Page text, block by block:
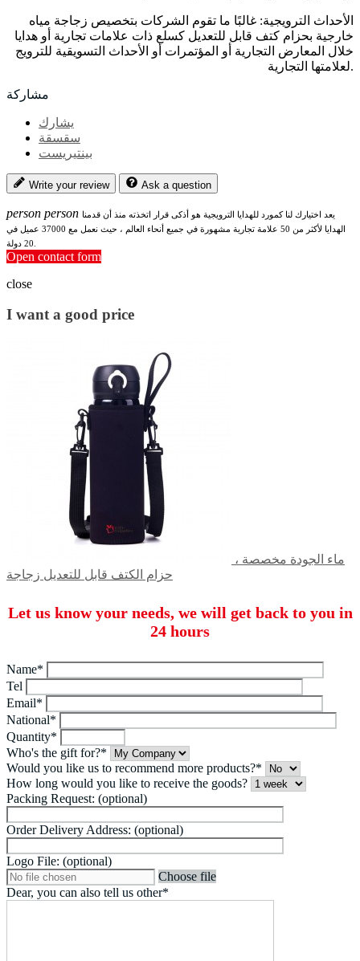
الأحداث الترويجية: غالبًا ما تقوم الشركات بتخصيص زجاجة مياه
خارجية بحزام كتف قابل للتعديل كسلع ذات علامات تجارية أو هدايا
خلال المعارض التجارية أو المؤتمرات أو الأحداث التسويقية للترويج
لعلامتها التجارية.
مشاركة
يشارك
سقسقة
بينتيريست
Write your review Ask a question
person person يعد اختيارك لنا كمورد للهدايا الترويجية هو أذكى قرار اتخذته منذ أن قدمنا
الهدايا لأكثر من 50 علامة تجارية مشهورة في جميع أنحاء العالم ، حيث نعمل مع 37000 عميل في
Open contact form
close
I want a good price
حزام الكتف قابل للتعديل زجاجة
Let us know your needs, we will get back to you in
24 hours
Name*
Tel
Email*
National*
Quantity*
Who's the gift for?*
Would you like us to recommend more products?*
How long would you like to receive the goods?
Packing Request: (optional)
Order Delivery Address: (optional)
Logo File: (optional)
Choose file
Dear, you can also tell us other*